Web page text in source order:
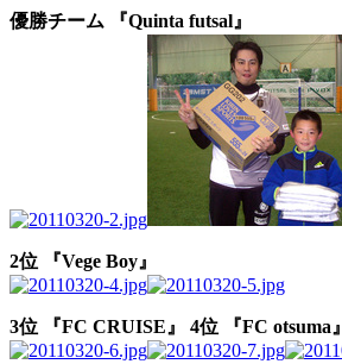
優勝チーム 『Quinta futsal』
2位 『Vege Boy』
3位 『FC CRUISE』 4位 『FC otsuma』